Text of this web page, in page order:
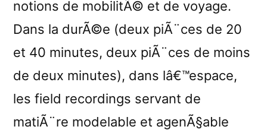
notions de mobilitÃ© et de voyage.
Dans la durÃ©e (deux piÃ¨ces de 20
et 40 minutes, deux piÃ¨ces de moins
de deux minutes), dans lâ€™espace,
les field recordings servant de
matiÃ¨re modelable et agenÃ§able